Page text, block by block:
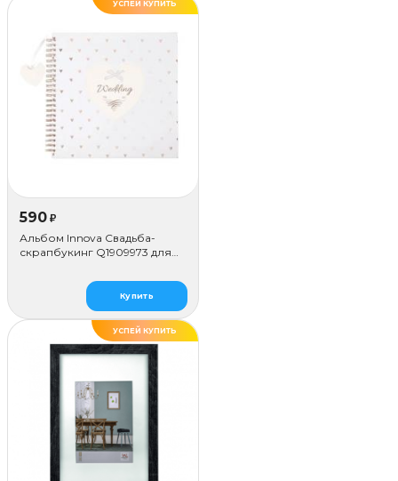
использовать, чтобы оставить на память трогательную
надпись или нужную информацию. Качество пленки
обеспечивает яркость цвета и хорошую передачу
естественных тонов, благодаря чему фотографии
выглядят великолепно.
Размер фотопленки - 54х86 мм
Размер снимка - 46х62 мм
УСПЕЙ КУПИТЬ
590 ₽
Альбом Innova Свадьба-
скрапбукинг Q1909973 для
Купить
УСПЕЙ КУПИТЬ